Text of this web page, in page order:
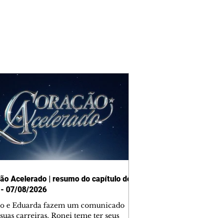
Acelerado | resumo do capítulo de
07/08/2026
e Eduarda fazem um comunicado
carreiras. Ronei teme ter seus